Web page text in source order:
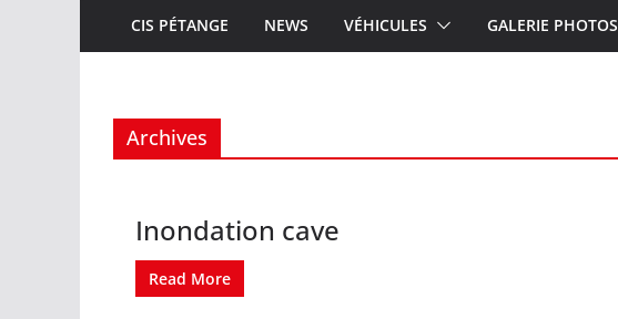
CIS PÉTANGE NEWS VÉHICULES GALERIE PHOTOS
Archives
Inondation cave
Read More